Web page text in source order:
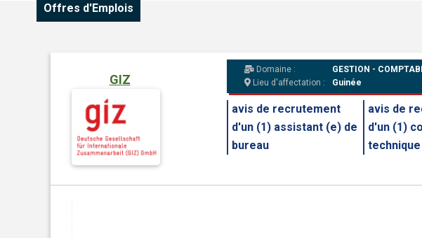
Offres d'Emplois
GIZ
Domaine :
GESTION -
Lieu d'affectation :
Guinée
avis de recrutement
d'un (1) assistant (e) de
bureau
avis de
d'un (1)